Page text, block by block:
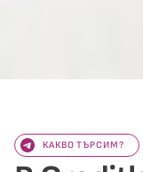
КАКВО ТЪРСИМ?